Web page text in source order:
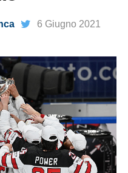
6 Giugno 2021